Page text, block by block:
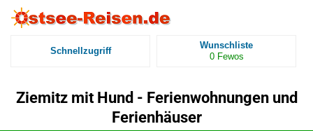
Schnellzugriff
Wunschliste
0 Fewos
Ziemitz mit Hund - Ferienwohnungen und
Ferienhäuser